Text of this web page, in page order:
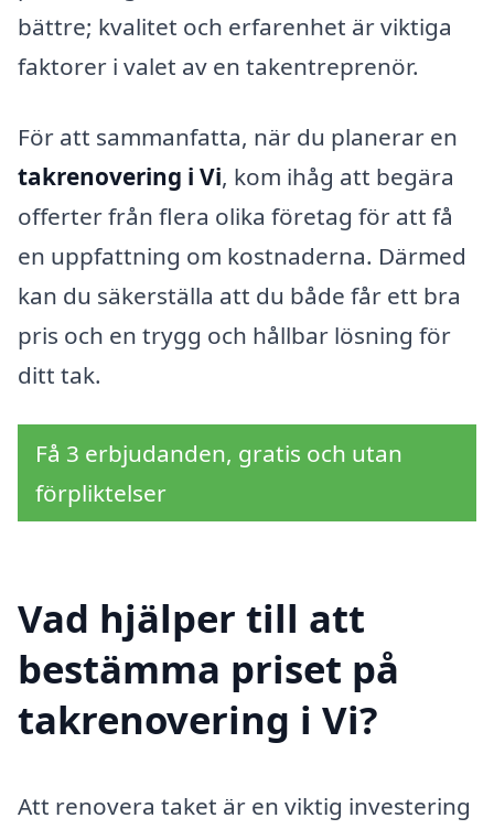
bättre; kvalitet och erfarenhet är viktiga
faktorer i valet av en takentreprenör.
För att sammanfatta, när du planerar en
takrenovering i Vi, kom ihåg att begära
offerter från flera olika företag för att få
en uppfattning om kostnaderna. Därmed
kan du säkerställa att du både får ett bra
pris och en trygg och hållbar lösning för
ditt tak.
Få 3 erbjudanden, gratis och utan
förpliktelser
Vad hjälper till att
bestämma priset på
takrenovering i Vi?
Att renovera taket är en viktig investering